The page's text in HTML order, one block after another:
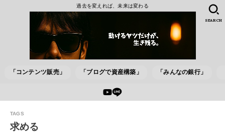
過去を変えれば、未来は変わる
「コンテンツ販売」 「ブログで資産構築」 「みんなの銀行」
SEARCH
求める